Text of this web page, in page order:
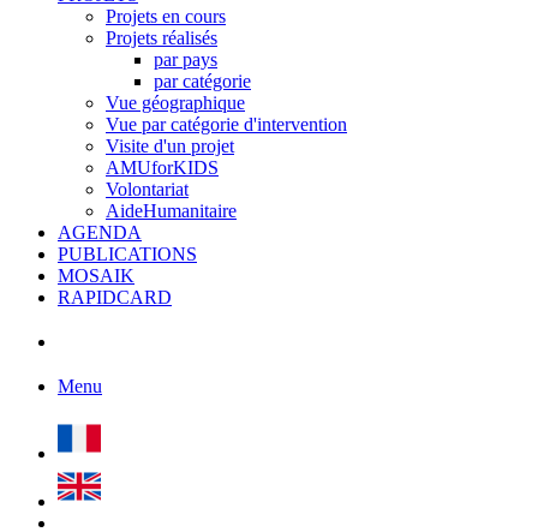
Projets en cours
Projets réalisés
par pays
par catégorie
Vue géographique
Vue par catégorie d'intervention
Visite d'un projet
AMUforKIDS
Volontariat
AideHumanitaire
AGENDA
PUBLICATIONS
MOSAIK
RAPIDCARD
Menu